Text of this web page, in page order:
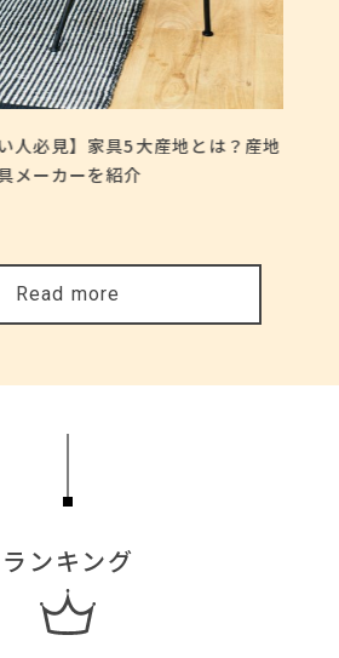
人必見】家具5大産地とは？産地
メーカーを紹介
Read more
ランキング